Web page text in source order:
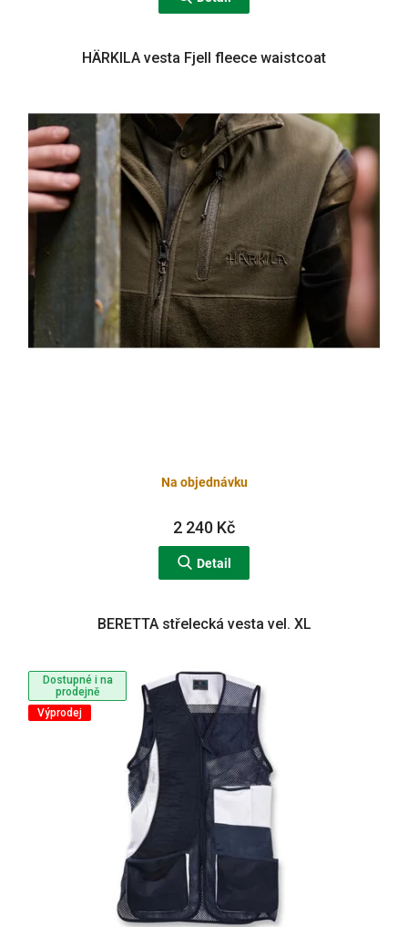
HÄRKILA vesta Fjell fleece waistcoat
Na objednávku
2 240 Kč
Detail
Dostupné i na
prodejně
Výprodej
BERETTA střelecká vesta vel. XL